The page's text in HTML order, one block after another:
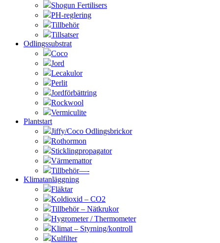
Shogun Fertilisers
PH-reglering
Tillbehör
Tillsatser
Odlingssubstrat
Coco
Jord
Lecakulor
Perlit
Jordförbättring
Rockwool
Vermiculite
Plantstart
Jiffy/Coco Odlingsbrickor
Rothormon
Sticklingpropagator
Värmemattor
Tillbehör—-
Klimatanläggning
Fläktar
Koldioxid – CO2
Tillbehör – Nätkrukor
Hygrometer / Thermometer
Klimat – Styrning/kontroll
Kulfilter